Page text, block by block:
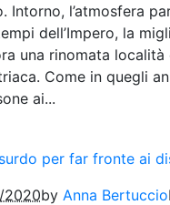
Intorno, l’atmosfera
dell’Impero, la
una rinomata
Come in quegli
ai...
2020by Anna Bertuccio